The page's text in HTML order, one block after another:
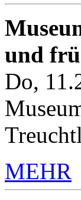
und
Do,
MEHR